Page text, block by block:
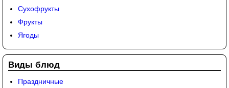
Сухофрукты
Фрукты
Ягоды
Виды блюд
Праздничные